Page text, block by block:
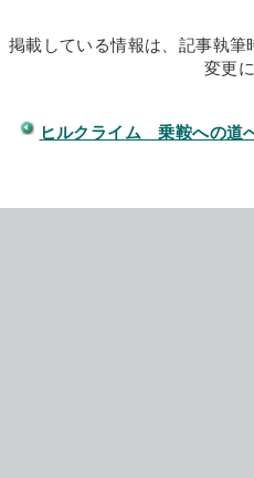
掲載している情報は、記事執
変更
ヒルクライム 乗鞍への道